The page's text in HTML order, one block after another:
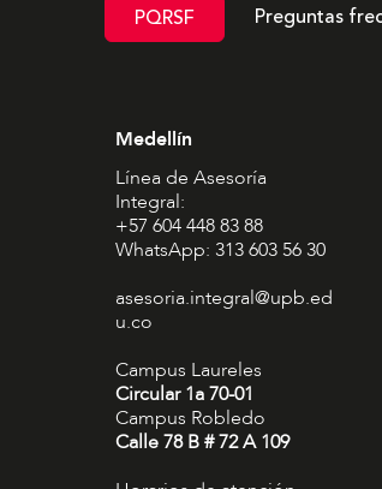
PQRSF Preguntas
Medellín
Línea de Asesoría
Integral:
+57 604 448 83 88
WhatsApp: 313 603 56 30
asesoria.integral@upb.ed
u.co
Campus Laureles
Circular 1a 70-01
Campus Robledo
Calle 78 B # 72 A 109